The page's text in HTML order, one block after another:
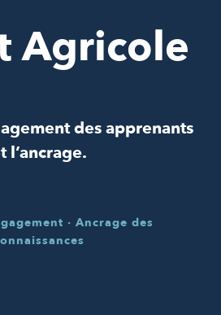
Agricole
des apprenants
l’ancrage.
· Ancrage des